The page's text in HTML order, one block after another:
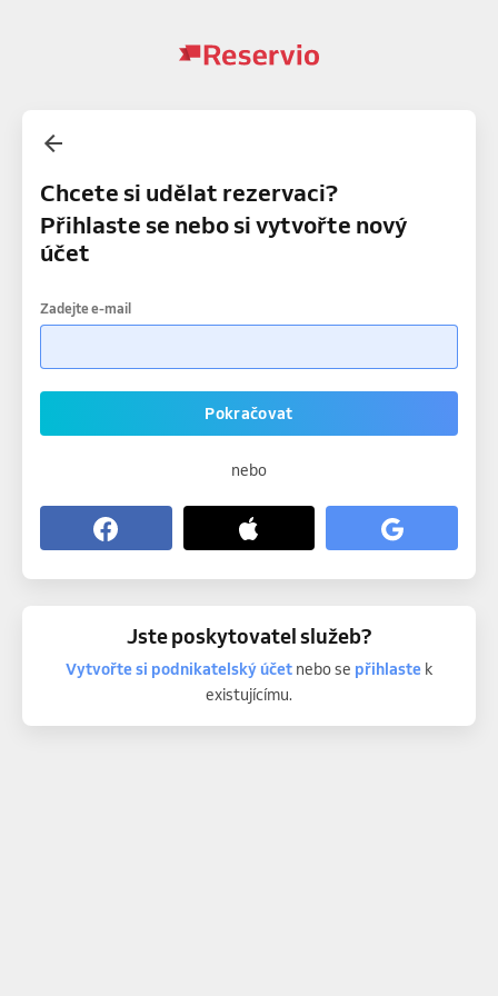
Chcete si udělat rezervaci?
Přihlaste se nebo si vytvořte nový
účet
Zadejte e-mail
Pokračovat
nebo
Jste poskytovatel služeb?
Vytvořte si podnikatelský účetnebo se přihlastek
existujícímu.